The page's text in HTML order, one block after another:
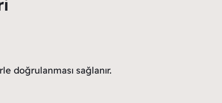
doğrulanması sağlanır.